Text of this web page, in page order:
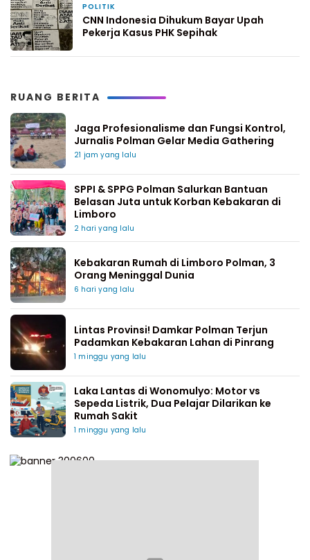
POLITIK
CNN Indonesia Dihukum Bayar Upah
Pekerja Kasus PHK Sepihak
RUANG BERITA
Jaga Profesionalisme dan Fungsi Kontrol,
Jurnalis Polman Gelar Media Gathering
21 jam yang lalu
SPPI & SPPG Polman Salurkan Bantuan
Belasan Juta untuk Korban Kebakaran di
Limboro
2 hari yang lalu
Kebakaran Rumah di Limboro Polman, 3
Orang Meninggal Dunia
6 hari yang lalu
Lintas Provinsi! Damkar Polman Terjun
Padamkan Kebakaran Lahan di Pinrang
1 minggu yang lalu
Laka Lantas di Wonomulyo: Motor vs
Sepeda Listrik, Dua Pelajar Dilarikan ke
Rumah Sakit
1 minggu yang lalu